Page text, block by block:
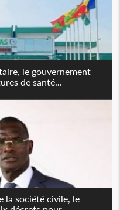
le gouvernement
de santé...
la société civile, le